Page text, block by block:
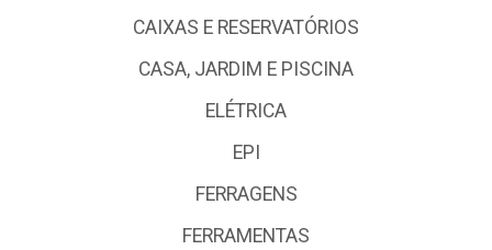
CAIXAS E RESERVATÓRIOS
CASA, JARDIM E PISCINA
ELÉTRICA
EPI
FERRAGENS
FERRAMENTAS